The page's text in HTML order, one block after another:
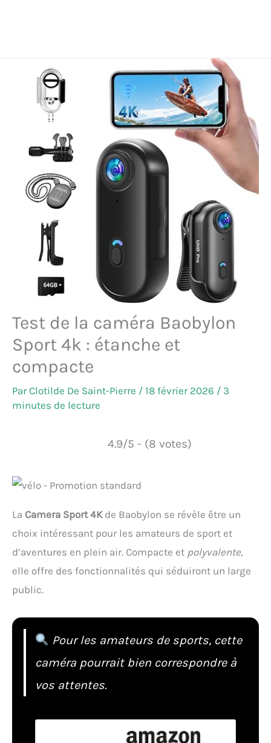
Test de la caméra Baobylon
Sport 4k : étanche et
compacte
ParClotilde De Saint-Pierre / 18 février 2026 / 3
minutes de lecture
4.9/5 - (8 votes)
La Camera Sport 4Kde Baobylon se révèle être un
choix intéressant pour les amateurs de sport et
d’aventures en plein air. Compacte et polyvalente,
elle offre des fonctionnalités qui séduiront un large
public.
Pour les amateurs de sports, cette
caméra pourrait bien correspondre à
vos attentes.